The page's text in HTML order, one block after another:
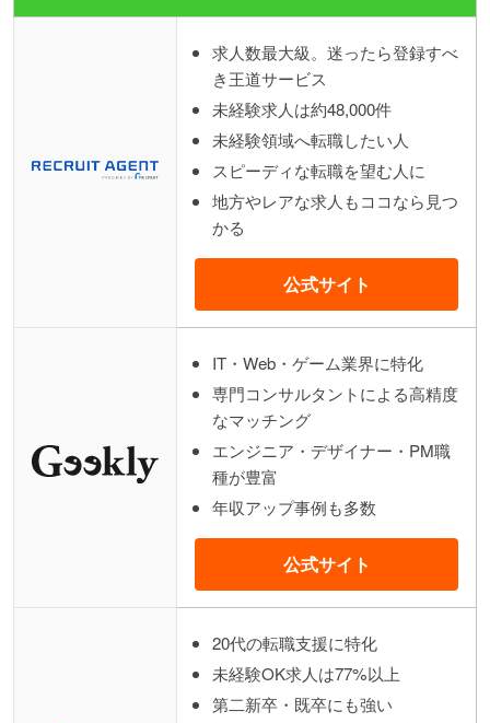
求人数最大級。迷ったら登録すべ
き王道サービス
未経験求人は約48,000件
未経験領域へ転職したい人
スピーディな転職を望む人に
地方やレアな求人もココなら見つ
かる
公式サイト
IT・Web・ゲーム業界に特化
専門コンサルタントによる高精度
なマッチング
エンジニア・デザイナー・PM職
種が豊富
年収アップ事例も多数
公式サイト
20代の転職支援に特化
未経験OK求人は77%以上
第二新卒・既卒にも強い